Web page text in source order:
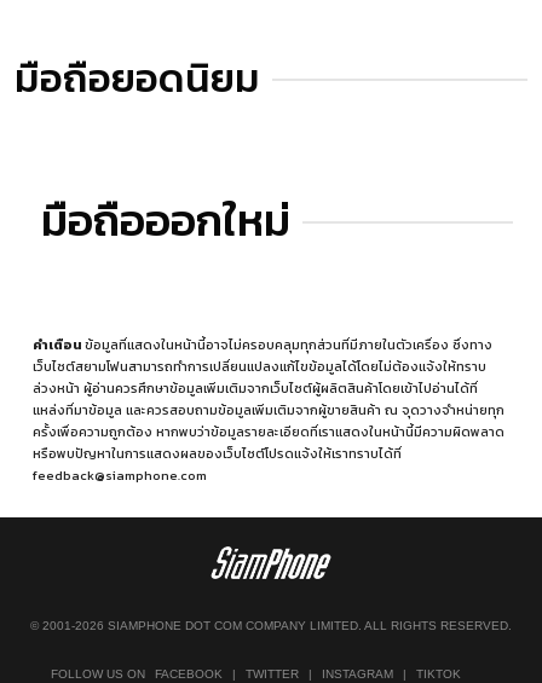
มือถือยอดนิยม
มือถือออกใหม่
คำเตือนข้อมูลที่แสดงในหน้านี้อาจไม่ครอบคลุมทุกส่วนที่มีภายในตัวเครื่อง ซึ่งทาง
เว็บไซต์สยามโฟนสามารถทำการเปลี่ยนแปลงแก้ไขข้อมูลได้โดยไม่ต้องแจ้งให้ทราบ
ล่วงหน้า ผู้อ่านควรศึกษาข้อมูลเพิ่มเติมจากเว็บไซต์ผู้ผลิตสินค้าโดยเข้าไปอ่านได้ที่
แหล่งที่มาข้อมูล และควรสอบถามข้อมูลเพิ่มเติมจากผู้ขายสินค้า ณ จุดวางจำหน่ายทุก
ครั้งเพื่อความถูกต้อง หากพบว่าข้อมูลรายละเอียดที่เราแสดงในหน้านี้มีความผิดพลาด
หรือพบปัญหาในการแสดงผลของเว็บไซต์โปรดแจ้งให้เราทราบได้ที่
feedback@siamphone.com
© 2001-2026 SIAMPHONE DOT COM COMPANY LIMITED. ALL RIGHTS RESERVED.
FOLLOW US ON FACEBOOK | TWITTER | INSTAGRAM | TIKTOK